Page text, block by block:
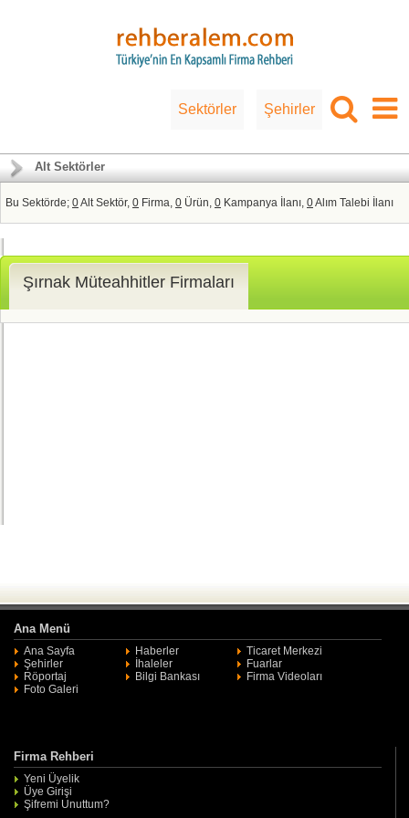
Sektörler Şehirler
Alt Sektörler
Bu Sektörde; 0Alt Sektör, 0 Firma, 0 Ürün, 0 Kampanya İlanı, 0Alım Talebi İlanı
Şırnak Müteahhitler Firmaları
Ana Menü
Ana Sayfa Haberler
Ticaret Merkezi
Şehirler
İhaleler
Fuarlar
Röportaj
Bilgi Bankası
Firma Videoları
Foto Galeri
Firma Rehberi
Yeni Üyelik
Üye Girişi
Şifremi Unuttum?